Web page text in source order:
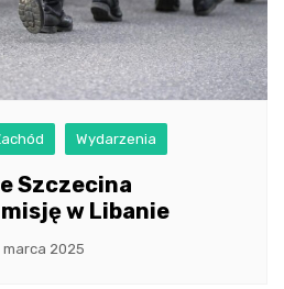
Wydarzenia
Szczecina
w Libanie
marca 2025